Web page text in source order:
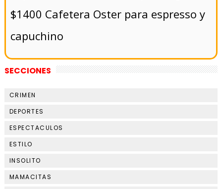
$1400 Cafetera Oster para espresso y
capuchino
SECCIONES
CRIMEN
DEPORTES
ESPECTACULOS
ESTILO
INSOLITO
MAMACITAS